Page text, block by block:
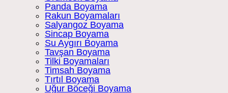
Panda Boyama
Rakun Boyamaları
Salyangoz Boyama
Sincap Boyama
Su Aygırı Boyama
Tavşan Boyama
Tilki Boyamaları
Timsah Boyama
Tırtıl Boyama
Uğur Böceği Boyama